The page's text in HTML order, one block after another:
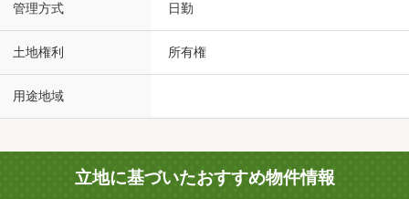
管理方式 日勤
土地権利 所有権
用途地域
立地に基づいたおすすめ物件情報